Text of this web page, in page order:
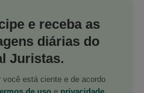
e receba as
diárias do
Juristas.
você está ciente e de acordo